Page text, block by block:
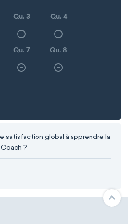
Qu. 3 Qu. 4
Qu. 7 Qu. 8
satisfaction global à apprendre la
?